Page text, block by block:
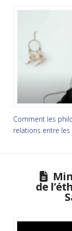
Comment les
relations entre
de